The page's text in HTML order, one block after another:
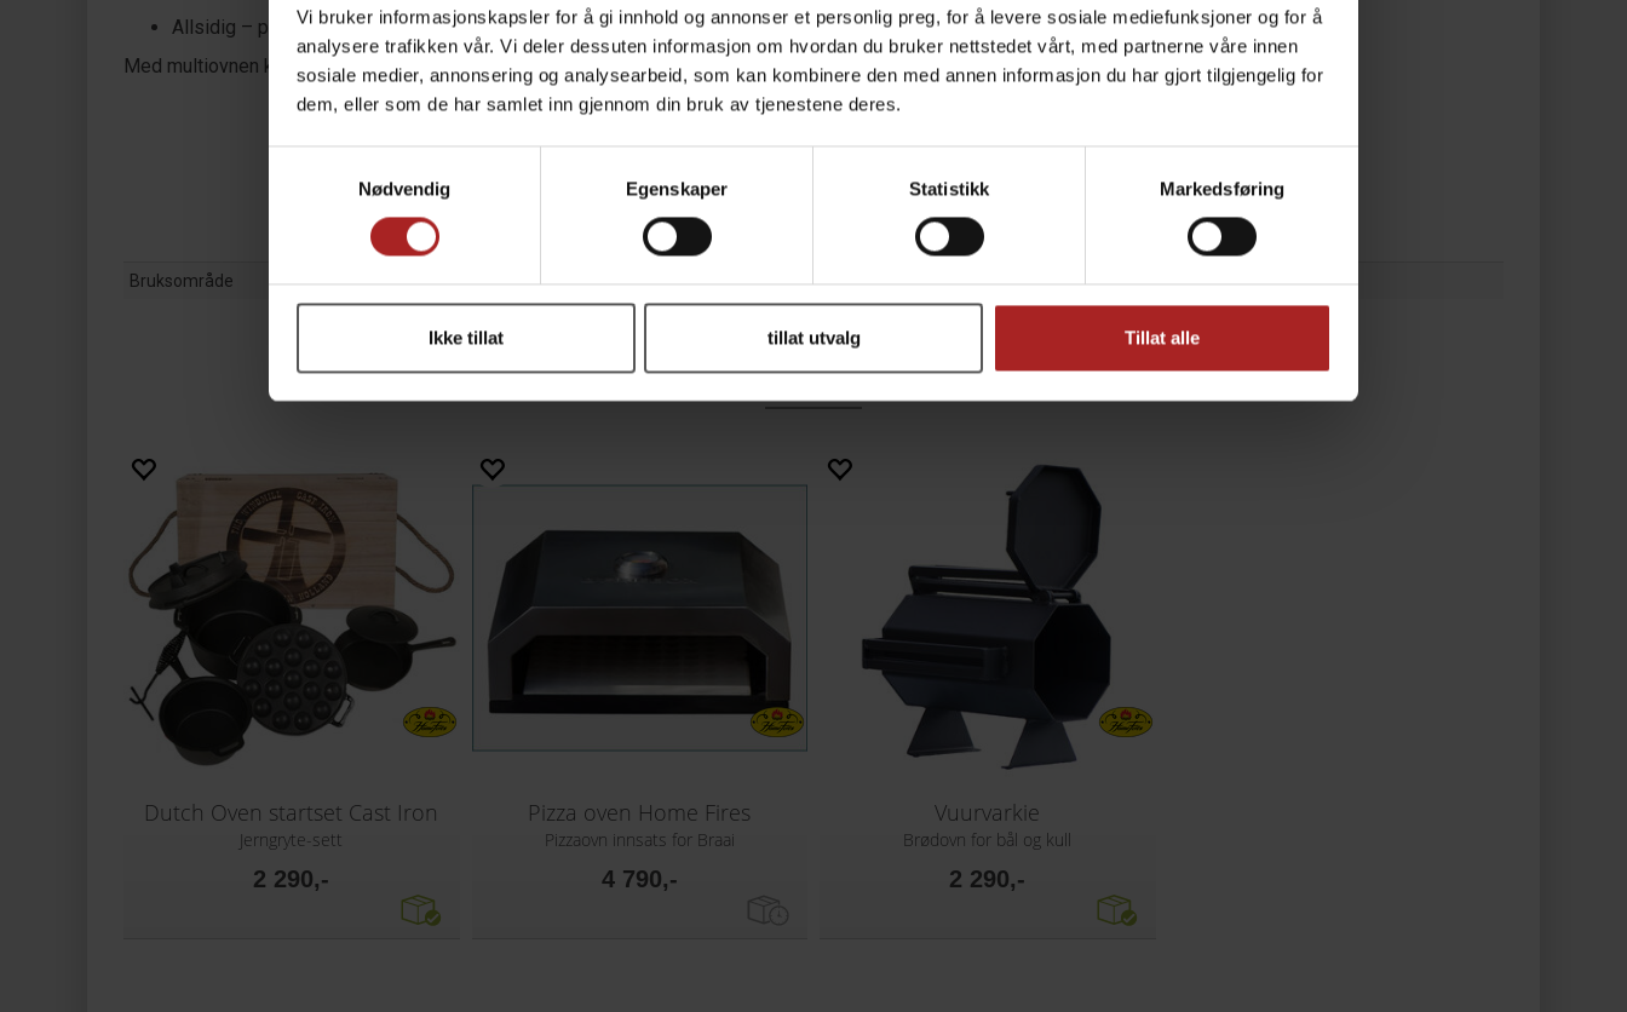
Vi bruker informasjonskapsler for å gi innhold og annonser et personlig preg, for å levere sosiale mediefunksjoner og for å
analysere trafikken vår. Vi deler dessuten informasjon om hvordan du bruker nettstedet vårt, med partnerne våre innen
sosiale medier, annonsering og analysearbeid, som kan kombinere den med annen informasjon du har gjort tilgjengelig for
dem, eller som de har samlet inn gjennom din bruk av tjenestene deres.
Nødvendig
Egenskaper Statistikk Markedsføring
Ikke tillat tillat utvalg Tillat alle
Allsidig – passer til både brød, gratinerte retter og kjøtt
Med multiovnen kan du enkelt lage smakfulle retter i grillen, og få det beste ut av slow cooking!
TEKNISK INFO
Bruksområde BBQ
ALTERNATIVER
Dutch Oven startset Cast Iron
Jerngryte-sett
2 290,-
Pizza oven Home Fires
Pizzaovn innsats for Braai
4 790,-
Vuurvarkie
Brødovn for bål og kull
2 290,-